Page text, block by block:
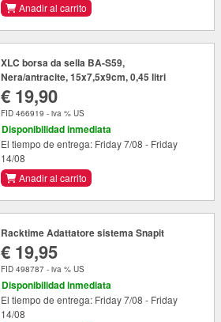
Anadir al carrito
XLC borsa da sella BA-S59,
Nera/antracite, 15x7,5x9cm, 0,45 litri
€ 19,90
FID 466919 - iva % US
Disponibilidad inmediata
El tiempo de entrega: Friday 7/08 - Friday
14/08
Anadir al carrito
Racktime Adattatore sistema Snapit
€ 19,95
FID 498787 - iva % US
Disponibilidad inmediata
El tiempo de entrega: Friday 7/08 - Friday
14/08